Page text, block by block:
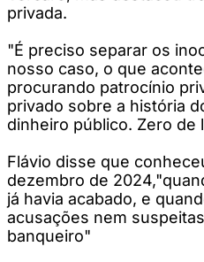
privada.
"É preciso separar os
nosso caso, o que
procurando patrocínio
privado sobre a história
dinheiro público. Zero de
Flávio disse que
dezembro de
já havia acabado, e
acusações nem
banqueiro"